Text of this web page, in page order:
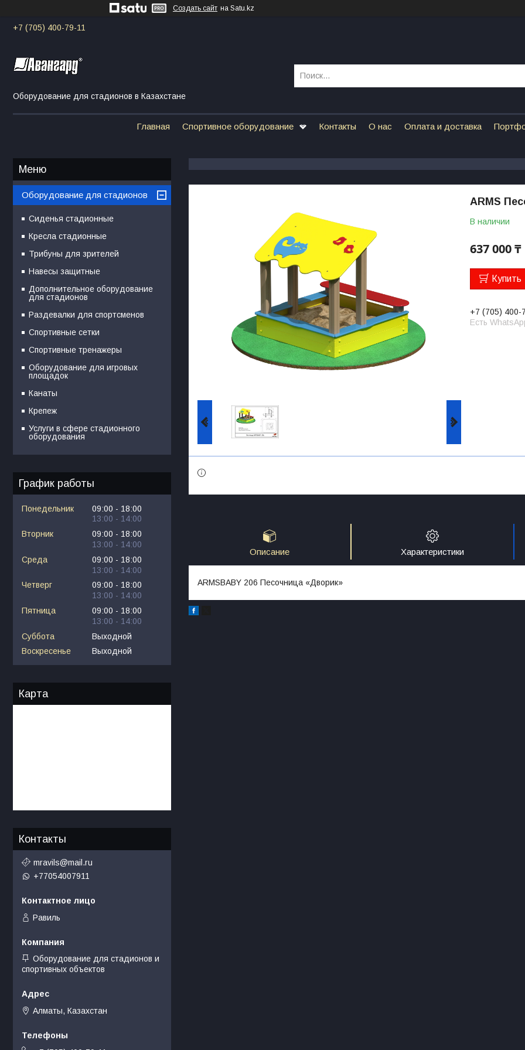
Создать сайт на Satu.kz
+7 (705) 400-79-11
Оборудование для стадионов в Казахстане
Главная Спортивное оборудование Контакты О нас Оплата и доставка
ARMS
В наличии
637 000 ₸
Купить
+7 (705) 400-
Есть
Описание Характеристики
ARMSBABY 206 Песочница «Дворик»
Оборудование для стадионов
Сиденья стадионные
Кресла стадионные
Трибуны для зрителей
Навесы защитные
Дополнительное оборудование
для стадионов
Раздевалки для спортсменов
Спортивные сетки
Спортивные тренажеры
Оборудование для игровых
площадок
Канаты
Крепеж
Услуги в сфере стадионного
оборудования
График работы
Понедельник 09:00
18:00
13:00
14:00
Вторник
09:00
18:00
13:00
14:00
Среда
09:00
18:00
13:00
14:00
Четверг
09:00
18:00
13:00
14:00
Пятница
09:00
18:00
13:00
14:00
Суббота
Выходной
Воскресенье
Выходной
Карта
Контакты
mravils@mail.ru
+77054007911
Равиль
Оборудование для стадионов и
спортивных объектов
Алматы, Казахстан